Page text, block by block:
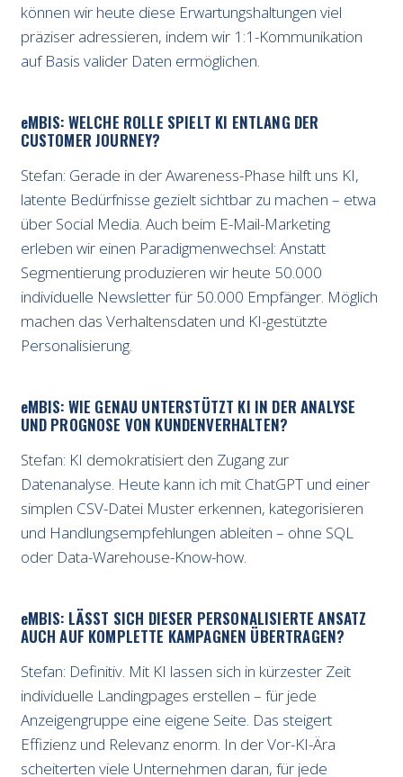
können wir heute diese Erwartungshaltungen viel
präziser adressieren, indem wir 1:1-Kommunikation
auf Basis valider Daten ermöglichen.
eMBIS: WELCHE ROLLE SPIELT KI ENTLANG DER
CUSTOMER JOURNEY?
Stefan: Gerade in der Awareness-Phase hilft uns KI,
latente Bedürfnisse gezielt sichtbar zu machen – etwa
über Social Media. Auch beim E-Mail-Marketing
erleben wir einen Paradigmenwechsel: Anstatt
Segmentierung produzieren wir heute 50.000
individuelle Newsletter für 50.000 Empfänger. Möglich
machen das Verhaltensdaten und KI-gestützte
Personalisierung.
eMBIS: WIE GENAU UNTERSTÜTZT KI IN DER ANALYSE
UND PROGNOSE VON KUNDENVERHALTEN?
Stefan: KI demokratisiert den Zugang zur
Datenanalyse. Heute kann ich mit ChatGPT und einer
simplen CSV-Datei Muster erkennen, kategorisieren
und Handlungsempfehlungen ableiten – ohne SQL
oder Data-Warehouse-Know-how.
eMBIS: LÄSST SICH DIESER PERSONALISIERTE ANSATZ
AUCH AUF KOMPLETTE KAMPAGNEN ÜBERTRAGEN?
Stefan: Definitiv. Mit KI lassen sich in kürzester Zeit
individuelle Landingpages erstellen – für jede
Anzeigengruppe eine eigene Seite. Das steigert
Effizienz und Relevanz enorm. In der Vor-KI-Ära
scheiterten viele Unternehmen daran, für jede